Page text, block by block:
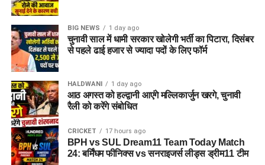
BIG NEWS 1 day ago
चुनावी साल में धामी सरकार खोलेगी भर्ती का पिटारा, दिसंबर
से पहले ढाई हजार से ज्यादा पदों के लिए फॉर्म
HALDWANI 1 day ago
आठ अगस्त को हल्द्वानी आएंगे मल्लिकार्जुन खरगे, चुनावी
रैली को करेंगे संबोधित
CRICKET 17 hours ago
BPH vs SUL Dream11 Team Today Match
24: बर्मिंघम फीनिक्स vs सनराइजर्स लीड्स ड्रीम11 टीम